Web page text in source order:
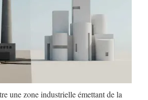
une zone industrielle émettant de la